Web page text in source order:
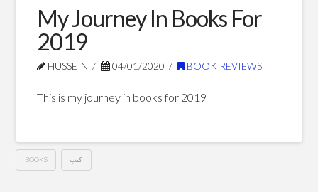
City
Paradigm
My Journey In Books For
2019
HUSSEIN 04/01/2020 BOOK REVIEWS
This is my journey in books for 2019
BOOKS كتب